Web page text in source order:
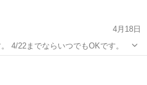
4月18日
取りに来てくれる方を優先します。 4/22までならいつでもOKです。